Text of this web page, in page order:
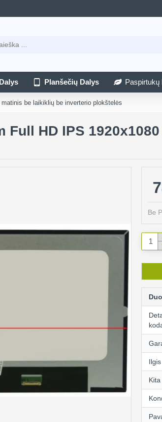
Planšečių Dalys Paspirtukų
be laikiklių be inverterio plokštelės
Full HD IPS
Be
Ilgis
Kita